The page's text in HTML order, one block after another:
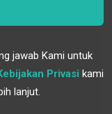
jawab Kami untuk
Privasi kami
lanjut.